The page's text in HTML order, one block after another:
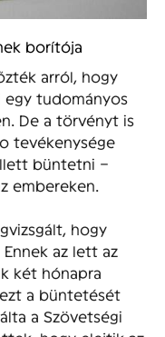
borítója
arról, hogy
egy tudományos
De a törvényt is
tevékenysége
büntetni –
embereken.
hogy
az lett az
két hónapra
a büntetését
a Szövetségi